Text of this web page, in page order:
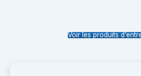
Voir les produits